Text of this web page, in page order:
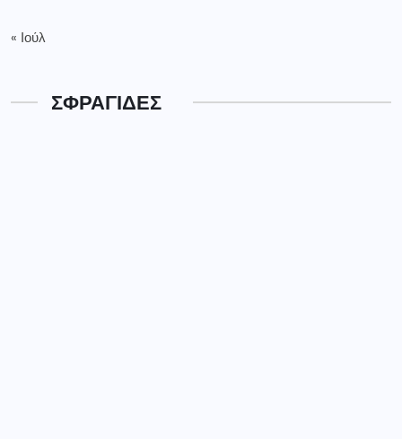
« Ιούλ
ΣΦΡΑΓΙΔΕΣ